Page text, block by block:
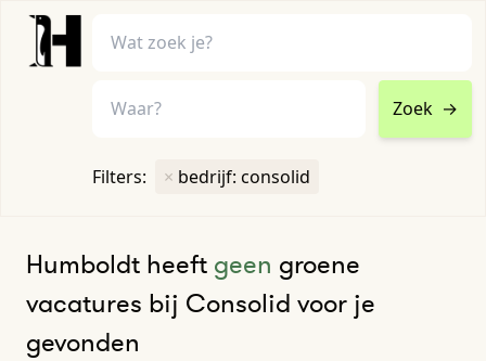
Zoek →
Filters: × bedrijf: consolid
Humboldt heeft geen groene
vacatures bij Consolid voor je
gevonden